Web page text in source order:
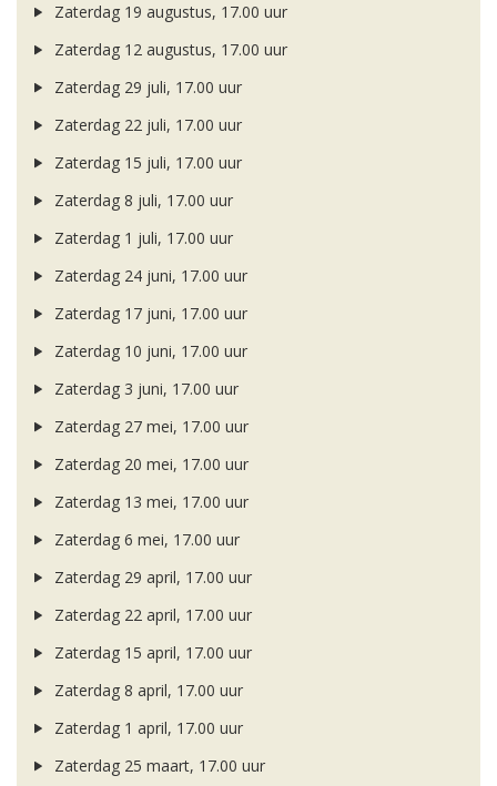
Zaterdag 19 augustus, 17.00 uur
Zaterdag 12 augustus, 17.00 uur
Zaterdag 29 juli, 17.00 uur
Zaterdag 22 juli, 17.00 uur
Zaterdag 15 juli, 17.00 uur
Zaterdag 8 juli, 17.00 uur
Zaterdag 1 juli, 17.00 uur
Zaterdag 24 juni, 17.00 uur
Zaterdag 17 juni, 17.00 uur
Zaterdag 10 juni, 17.00 uur
Zaterdag 3 juni, 17.00 uur
Zaterdag 27 mei, 17.00 uur
Zaterdag 20 mei, 17.00 uur
Zaterdag 13 mei, 17.00 uur
Zaterdag 6 mei, 17.00 uur
Zaterdag 29 april, 17.00 uur
Zaterdag 22 april, 17.00 uur
Zaterdag 15 april, 17.00 uur
Zaterdag 8 april, 17.00 uur
Zaterdag 1 april, 17.00 uur
Zaterdag 25 maart, 17.00 uur